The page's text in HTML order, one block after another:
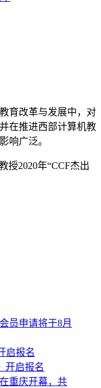
育改革与发展中，对
在推进西部计算机教
响广泛。
授2020年“CCF杰出
员申请将于8月
启报名
开启报名
重庆开幕，共